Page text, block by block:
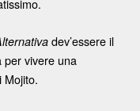
dev’essere il
per vivere una
Mojito.